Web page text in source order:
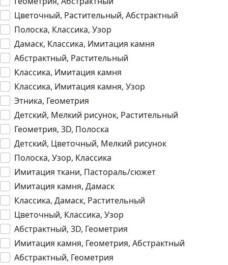
Цветочный, Растительный, Абстрактный
Полоска, Классика, Узор
Дамаск, Классика, Имитация камня
Абстрактный, Растительный
Классика, Имитация камня
Классика, Имитация камня, Узор
Этника, Геометрия
Детский, Мелкий рисунок, Растительный
Геометрия, 3D, Полоска
Детский, Цветочный, Мелкий рисунок
Полоска, Узор, Классика
Имитация ткани, Пастораль/сюжет
Имитация камня, Дамаск
Классика, Дамаск, Растительный
Цветочный, Классика, Узор
Абстрактный, 3D, Геометрия
Имитация камня, Геометрия, Абстрактный
Абстрактный, Геометрия